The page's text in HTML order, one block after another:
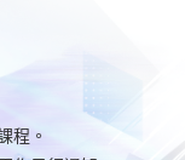
程。